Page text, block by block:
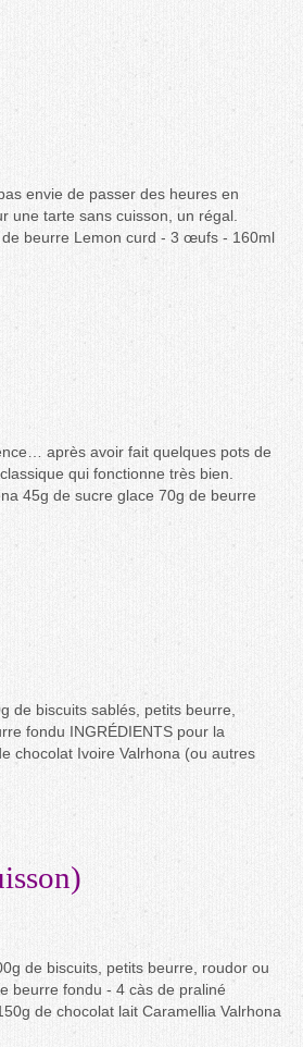
envie de passer des heures en
une tarte sans cuisson, un régal.
beurre Lemon curd - 3 œufs - 160ml
après avoir fait quelques pots de
qui fonctionne très bien.
45g de sucre glace 70g de beurre
de biscuits sablés, petits beurre,
fondu INGRÉDIENTS pour la
chocolat Ivoire Valrhona (ou autres
de biscuits, petits beurre, roudor ou
beurre fondu - 4 càs de praliné
de chocolat lait Caramellia Valrhona